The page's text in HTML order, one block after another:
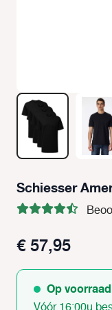
Schiesser
€ 57,95
Op voorraad